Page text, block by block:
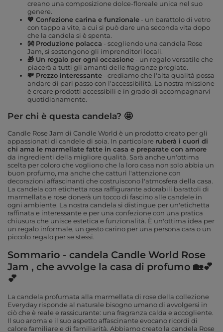
creano una composizione dolce-floreale unica nel suo
genere.
💖 Confezione carina e funzionale - un barattolo di vetro
con tappo a vite, a cui si può dare una seconda vita dopo
che la candela si è spenta.
👐 Produzione polacca - scegliendo una candela Rose
Jam, si sostengono gli imprenditori locali.
🎁 Un regalo per ogni occasione - un regalo versatile che
piacerà a tutti gli amanti delle fragranze pregiate.
💸 Prezzo interessante - crediamo che l'alta qualità possa
andare di pari passo con l'accessibilità. La nostra missione
è creare prodotti accessibili e in grado di accompagnarvi
quotidianamente.
Per chi è questa candela? 🤩
Candle Rose Jam di Candle World è un prodotto creato per gli
appassionati di candele di soia. In particolare ruberà i cuori di
chi ama le marmellate fatte in casa e preparate con amore
da ingredienti della migliore qualità. Sarà anche un'ottima
scelta per coloro che vogliono che la loro casa non solo abbia un
buon profumo, ma anche che catturi l'attenzione con
decorazioni affascinanti che costruiscono l'atmosfera della casa.
La candela con etichetta rosa raffigurante adorabili barattoli di
marmellata e rose donerà un tocco di fascino alle candele in
ogni ambiente. La nostra candela si distingue per un'etichetta
raffinata e interessante e per una confezione con una pratica
chiusura che unisce estetica e funzionalità. È un'ottima idea per
un regalo informale, un gesto carino per una persona cara o un
piccolo regalo per se stessi.
Sommario - candela Candle World Rose
Jam , che avvolge la casa di profumo 🏡💕
💕
La candela profumata alla marmellata di rose della collezione
Everyday risponde al naturale bisogno umano di avvolgersi in
ciò che è reale e rassicurante: una fragranza calda e accogliente.
Il suo aroma e il suo aspetto affascinante evocano ricordi di
calore familiare e di familiarità. Abbiamo creato la candela Rose